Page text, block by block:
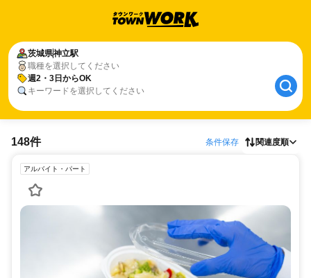
茨城県神立駅
職種を選択してください
週2・3日からOK
キーワードを選択してください
148件 条件保存 関連度順
アルバイト・パート